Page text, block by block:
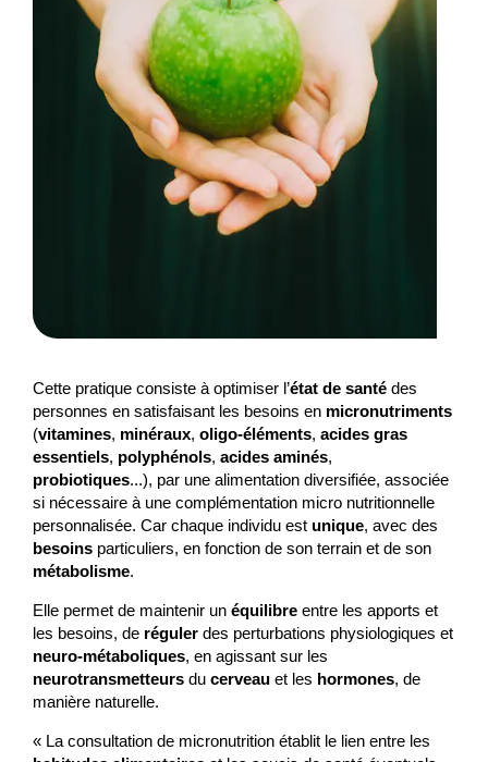
Cette pratique consiste à optimiser l’état de santédes
personnes en satisfaisant les besoins en micronutriments
(vitamines, minéraux, oligo-éléments, acides gras
essentiels, polyphénols, acides aminés,
probiotiques...), par une alimentation diversifiée, associée
si nécessaire à une complémentation micro nutritionnelle
personnalisée. Car chaque individu est unique, avec des
besoinsparticuliers, en fonction de son terrain et de son
métabolisme.
Elle permet de maintenir unéquilibreentre les apports et
les besoins, de régulerdes perturbations physiologiques et
neuro-métaboliques, en agissant sur les
neurotransmetteursducerveauet les hormones, de
manière naturelle.
« La consultation de micronutrition établit le lien entre les